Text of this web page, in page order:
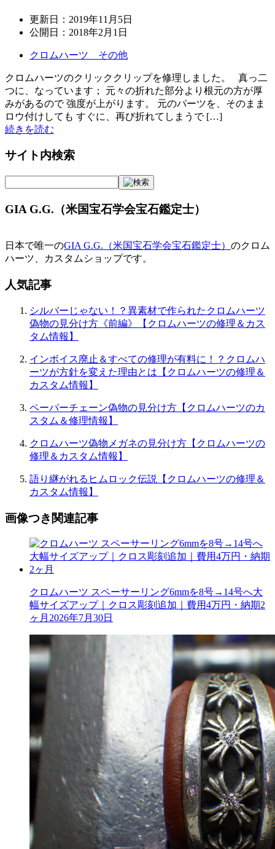
更新日： 2019年11月5日
公開日： 2018年2月1日
クロムハーツ その他
クロムハーツのクリッククリップを修理しました。 真っ二
つに、なっています； 元々の折れた部分より根元の方が厚
みがあるので 強度が上がります。 元のパーツを、そのまま
ロウ付けしても すぐに、再び折れてしまうで […]
続きを読む
サイト内検索
GIA G.G.（米国宝石学会宝石鑑定士）
日本で唯一のGIA G.G.（米国宝石学会宝石鑑定士） のクロム
ハーツ、カスタムショップです。
人気記事
シルバーじゃない！？異素材で作られたクロムハーツ
偽物の見分け方《前編》【クロムハーツの修理＆カス
タム情報】
インボイス廃止＆すべての修理が有料に！？クロムハ
ーツが方針を変えた理由とは【クロムハーツの修理＆
カスタム情報】
ペーパーチェーン偽物の見分け方【クロムハーツのカ
スタム＆修理情報】
クロムハーツ偽物メガネの見分け方【クロムハーツの
修理＆カスタム情報】
語り継がれるヒムロック伝説【クロムハーツの修理＆
カスタム情報】
画像つき関連記事
クロムハーツ スペーサーリング6mmを8号→14号へ大
幅サイズアップ｜クロス彫刻追加｜費用4万円・納期2
ヶ月 2026年7月30日